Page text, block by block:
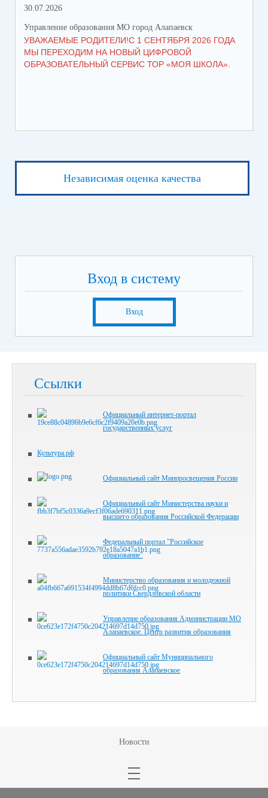
30.07.2026
Управление образования МО город Алапаевск
УВАЖАЕМЫЕ РОДИТЕЛИ!С 1 СЕНТЯБРЯ 2026 ГОДА
МЫ ПЕРЕХОДИМ НА НОВЫЙ ЦИФРОВОЙ
ОБРАЗОВАТЕЛЬНЫЙ СЕРВИС ТОР «МОЯ ШКОЛА».
Независимая оценка качества
Вход в систему
Вход
Ссылки
Официальный интернет-портал
государственных услуг
Культура.рф
Официальный сайт Минпросвещения России
Официальный сайт Министерства науки и
высшего образования Российской Федерации
Федеральный портал "Российское
образование"
Министерство образования и молодежной
политики Свердловской области
Управление образования Администрации МО
Алапаевское. Центр развития образования
Официальный сайт Муниципального
образования Алапаевское
Новости